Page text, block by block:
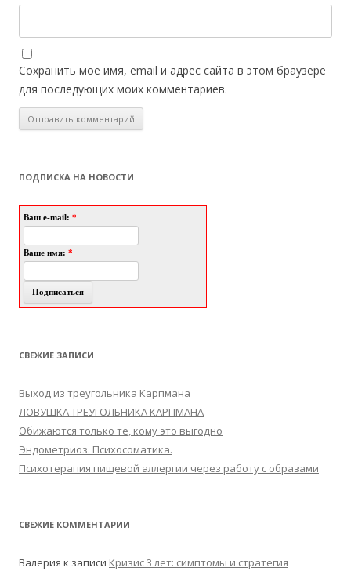
Сохранить моё имя, email и адрес сайта в этом браузере
для последующих моих комментариев.
ПОДПИСКА НА НОВОСТИ
Ваш e-mail: *
Ваше имя: *
СВЕЖИЕ ЗАПИСИ
Выход из треугольника Карпмана
ЛОВУШКА ТРЕУГОЛЬНИКА КАРПМАНА
Обижаются только те, кому это выгодно
Эндометриоз. Психосоматика.
Психотерапия пищевой аллергии через работу с образами
СВЕЖИЕ КОММЕНТАРИИ
Валерия к записи Кризис 3 лет: симптомы и стратегия